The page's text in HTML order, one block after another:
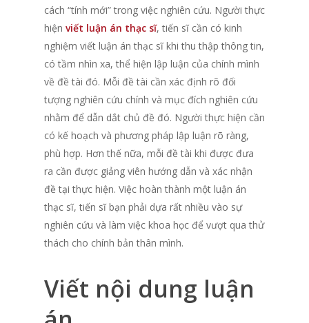
cách “tính mới” trong việc nghiên cứu. Người thực
hiện viết luận án thạc sĩ, tiến sĩ cần có kinh
nghiệm viết luận án thạc sĩ khi thu thập thông tin,
có tầm nhìn xa, thể hiện lập luận của chính mình
về đề tài đó. Mỗi đề tài cần xác định rõ đối
tượng nghiên cứu chính và mục đích nghiên cứu
nhằm để dẫn dắt chủ đề đó. Người thực hiện cần
có kế hoạch và phương pháp lập luận rõ ràng,
phù hợp. Hơn thế nữa, mỗi đề tài khi được đưa
ra cần được giảng viên hướng dẫn và xác nhận
đề tại thực hiện. Việc hoàn thành một luận án
thạc sĩ, tiến sĩ bạn phải dựa rất nhiều vào sự
nghiên cứu và làm việc khoa học để vượt qua thử
thách cho chính bản thân mình.
Viết nội dung luận